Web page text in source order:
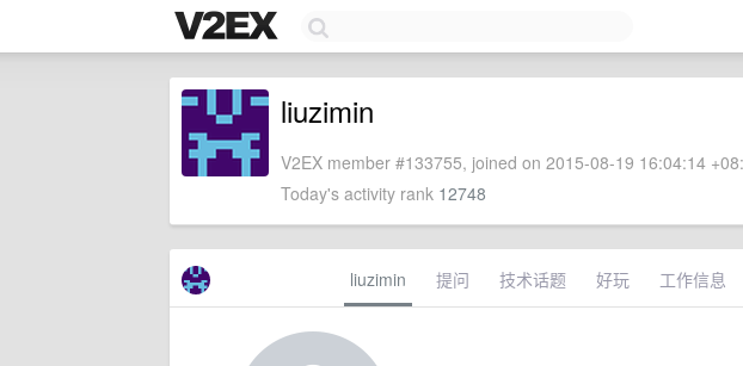
liuzimin
V2EX member #133755, joined on 2015-08-19 16:04:14
Today's activity rank 12748
liuzimin 提问 技术话题 好玩 工作信息